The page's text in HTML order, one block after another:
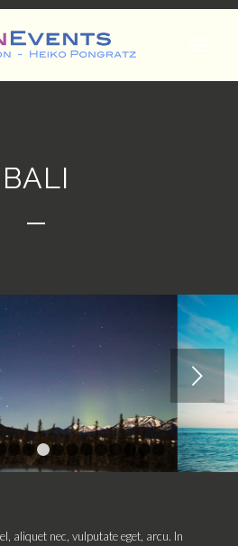
BALI
Weiter
1 2 3 4 6 7 8 10 11 13141516
aliquet nec, vulputate eget, arcu. In